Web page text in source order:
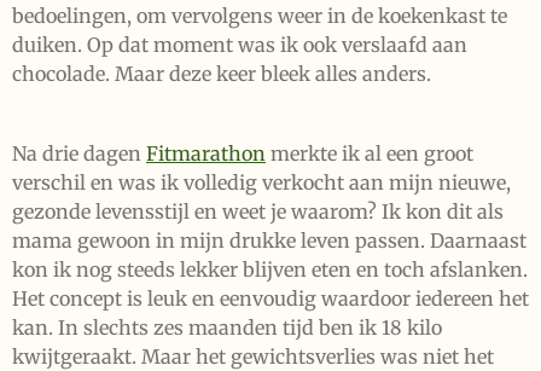
bedoelingen, om vervolgens weer in de koekenkast te
duiken. Op dat moment was ik ook verslaafd aan
chocolade. Maar deze keer bleek alles anders.
Na drie dagen Fitmarathon merkte ik al een groot
verschil en was ik volledig verkocht aan mijn nieuwe,
gezonde levensstijl en weet je waarom? Ik kon dit als
mama gewoon in mijn drukke leven passen. Daarnaast
kon ik nog steeds lekker blijven eten en toch afslanken.
Het concept is leuk en eenvoudig waardoor iedereen het
kan. In slechts zes maanden tijd ben ik 18 kilo
kwijtgeraakt. Maar het gewichtsverlies was niet het